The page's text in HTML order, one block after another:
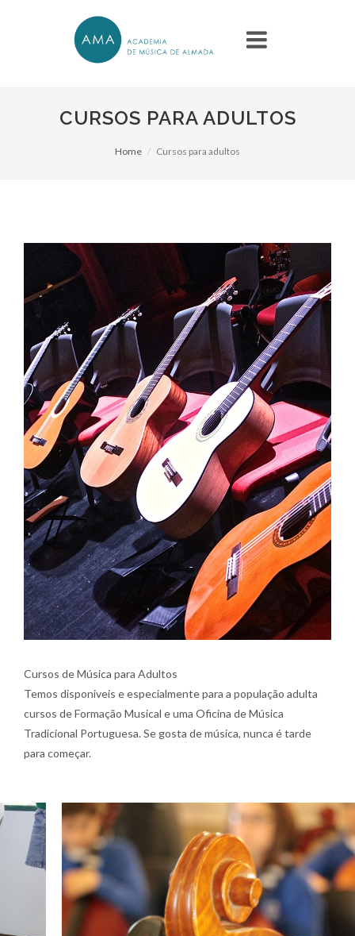
CURSOS PARA ADULTOS
Home Cursos para adultos
Cursos de Música para Adultos
Temos disponiveis e especialmente para a população adulta
cursos de Formação Musical e uma Oficina de Música
Tradicional Portuguesa. Se gosta de música, nunca é tarde
para começar.